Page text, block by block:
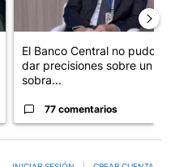
El Banco Central no pudo
dar precisiones sobre un
sobra...
77 comentarios